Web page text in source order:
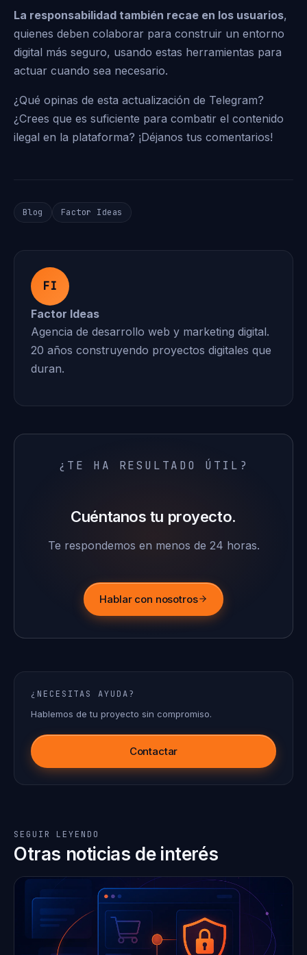
La responsabilidad también recae en los usuarios,
quienes deben colaborar para construir un entorno
digital más seguro, usando estas herramientas para
actuar cuando sea necesario.
¿Qué opinas de esta actualización de Telegram?
¿Crees que es suficiente para combatir el contenido
ilegal en la plataforma? ¡Déjanos tus comentarios!
Blog Factor Ideas
FI
Factor Ideas
Agencia de desarrollo web y marketing digital.
20 años construyendo proyectos digitales que
duran.
¿TE HA RESULTADO ÚTIL?
Cuéntanos tu proyecto.
Te respondemos en menos de 24 horas.
Hablar con nosotros
¿NECESITAS AYUDA?
Hablemos de tu proyecto sin compromiso.
Contactar
SEGUIR LEYENDO
Otras noticias de interés